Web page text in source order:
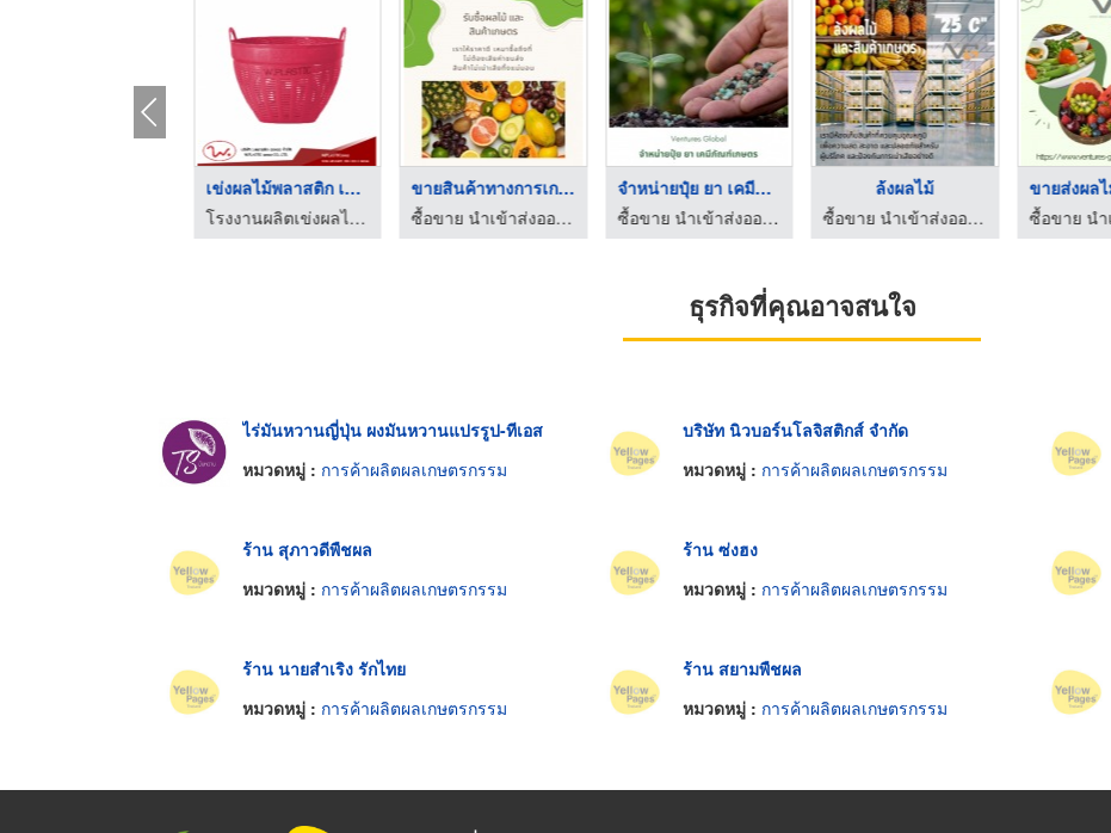
เข่งผลไม้พลาสติก เบอ ...
โรงงานผลิตเข่งผลไม้ ลังผลไม้พลาสติก - ว.พลาสติก (2002)
ขายสินค้าทางการเกษตร ...
ซื้อขาย นำเข้าส่งออก สินค้าเกษตร และเคมีภัณฑ์ด้านการเกษตร
จำหน่ายปุ๋ย ยา เคมีภ ...
ซื้อขาย นำเข้าส่งออก สินค้าเกษตร และเคมีภัณฑ์ด้านการเกษตร
ล้งผลไม้
ซื้อขาย นำเข้าส่งออก สินค้าเกษตร และเคมีภัณฑ์ด้านการเกษตร
ธุรกิจที่คุณอาจสนใจ
ไร่มันหวานญี่ปุ่น ผงมันหวานแปรรูป-ทีเอส
หมวดหมู่ : การค้าผลิตผลเกษตรกรรม
บริษัท นิวบอร์นโลจิสติกส์ จำกัด
หมวดหมู่ : การค้าผลิตผลเกษตรกรรม
ร้าน สุภาวดีพืชผล
หมวดหมู่ : การค้าผลิตผลเกษตรกรรม
ร้าน ซ่งฮง
หมวดหมู่ : การค้าผลิตผลเกษตรกรรม
ร้าน นายสำเริง รักไทย
หมวดหมู่ : การค้าผลิตผลเกษตรกรรม
ร้าน สยามพืชผล
หมวดหมู่ : การค้าผลิตผลเกษตรกรรม